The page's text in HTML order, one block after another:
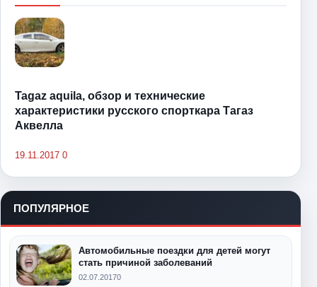
Tagaz aquila, обзор и технические
характеристики русского спорткара Тагаз
Аквелла
19.11.2017 0
ПОПУЛЯРНОЕ
Автомобильные поездки для детей могут
стать причиной заболеваний
02.07.20170